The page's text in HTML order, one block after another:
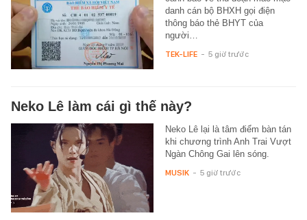
danh cán bộ BHXH gọi điện
thông báo thẻ BHYT của
người…
TEK-LIFE - 5 giờ trước
Neko Lê làm cái gì thế này?
Neko Lê lại là tâm điểm bàn tán
khi chương trình Anh Trai Vượt
Ngàn Chông Gai lên sóng.
MUSIK - 5 giờ trước